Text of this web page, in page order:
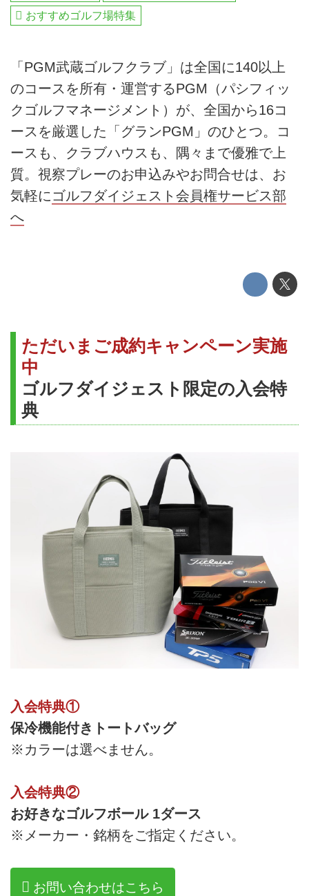
おすすめゴルフ場特集
「PGM武蔵ゴルフクラブ」は全国に140以上
のコースを所有・運営するPGM（パシフィッ
クゴルフマネージメント）が、全国から16コ
ースを厳選した「グランPGM」のひとつ。コ
ースも、クラブハウスも、隅々まで優雅で上
質。視察プレーのお申込みやお問合せは、お
気軽にゴルフダイジェスト会員権サービス部
へ
ただいまご成約キャンペーン実施
中
ゴルフダイジェスト限定の入会特
典
入会特典①
保冷機能付きトートバッグ
※カラーは選べません。
入会特典②
お好きなゴルフボール 1ダース
※メーカー・銘柄をご指定ください。
お問い合わせはこちら